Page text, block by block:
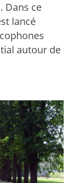
Dans ce
lancé
autour de